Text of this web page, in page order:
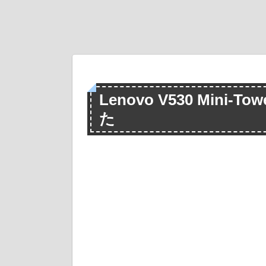
Lenovo V530 Mini-
た